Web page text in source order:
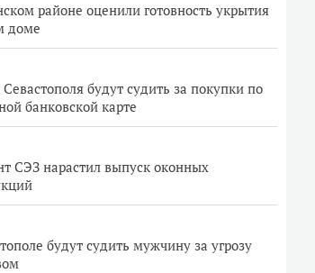
районе оценили готовность укрытия
доме
будут судить за покупки по
банковской карте
СЭЗ нарастил выпуск оконных
будут судить мужчину за угрозу